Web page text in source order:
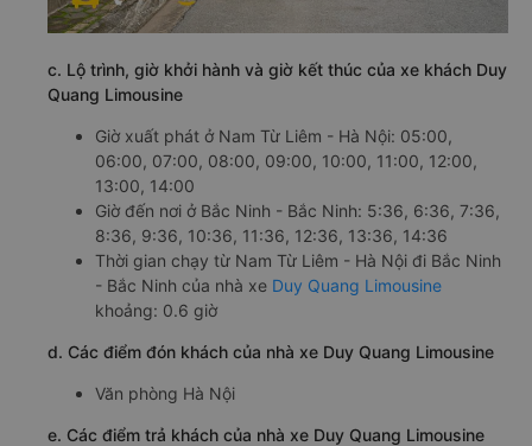
c. Lộ trình, giờ khởi hành và giờ kết thúc của xe khách Duy
Quang Limousine
Giờ xuất phát ở Nam Từ Liêm - Hà Nội: 05:00,
06:00, 07:00, 08:00, 09:00, 10:00, 11:00, 12:00,
13:00, 14:00
Giờ đến nơi ở Bắc Ninh - Bắc Ninh: 5:36, 6:36, 7:36,
8:36, 9:36, 10:36, 11:36, 12:36, 13:36, 14:36
Thời gian chạy từ Nam Từ Liêm - Hà Nội đi Bắc Ninh
- Bắc Ninh của nhà xe Duy Quang Limousine
khoảng: 0.6 giờ
d. Các điểm đón khách của nhà xe Duy Quang Limousine
Văn phòng Hà Nội
e. Các điểm trả khách của nhà xe Duy Quang Limousine